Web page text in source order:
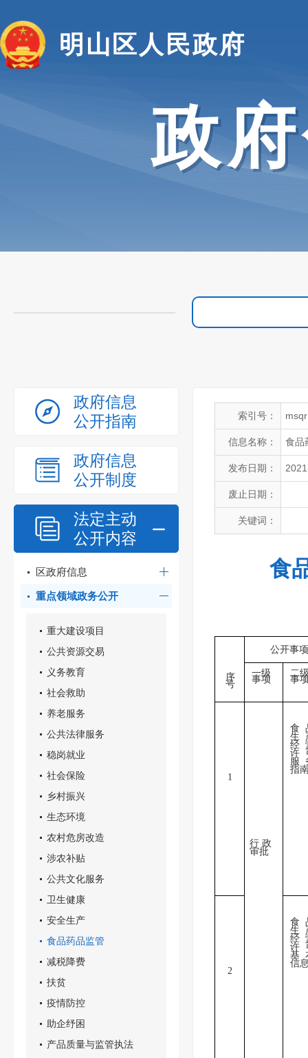
明山区人民政府
政
政府信息
公开指南
政府信息
公开制度
法定主动
公开内容
区政府信息
重点领域政务公开
重大建设项目
公共资源交易
义务教育
社会救助
养老服务
公共法律服务
稳岗就业
社会保险
乡村振兴
生态环境
农村危房改造
涉农补贴
公共文化服务
卫生健康
安全生产
食品药品监管
减税降费
扶贫
疫情防控
助企纾困
产品质量与监管执法
索引号：
信息名称： 食品
发布日期：
废止日期：
关键词：
食
序
号
公开事项
一级
事项
二
事
1
行 政
审批
食
生
经
许
服
指
2
食
生
经
许
基
信